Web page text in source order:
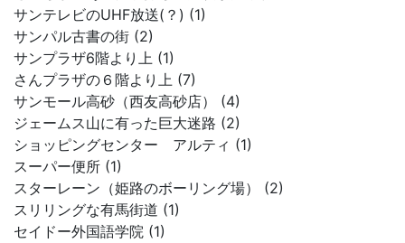
サンテレビのUHF放送(？) (1)
サンパル古書の街 (2)
サンプラザ6階より上 (1)
さんプラザの６階より上 (7)
サンモール高砂（西友高砂店） (4)
ジェームス山に有った巨大迷路 (2)
ショッピングセンター アルティ (1)
スーパー便所 (1)
スターレーン（姫路のボーリング場） (2)
スリリングな有馬街道 (1)
セイドー外国語学院 (1)